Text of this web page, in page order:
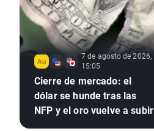
7 de agosto de 2026,
15:05
Cierre de mercado: el
dólar se hunde tras las
NFP y el oro vuelve a subir